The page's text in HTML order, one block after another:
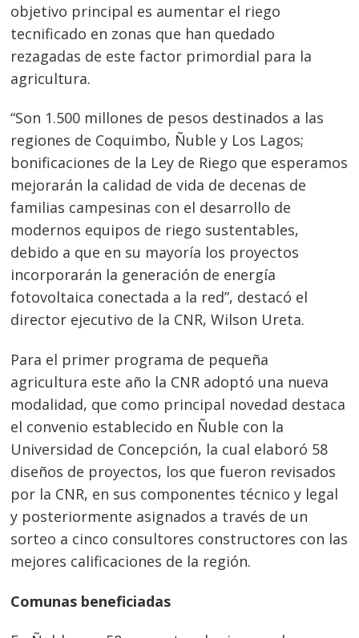
objetivo principal es aumentar el riego
tecnificado en zonas que han quedado
rezagadas de este factor primordial para la
agricultura.
“Son 1.500 millones de pesos destinados a las
regiones de Coquimbo, Ñuble y Los Lagos;
bonificaciones de la Ley de Riego que esperamos
mejorarán la calidad de vida de decenas de
familias campesinas con el desarrollo de
modernos equipos de riego sustentables,
debido a que en su mayoría los proyectos
incorporarán la generación de energía
fotovoltaica conectada a la red”, destacó el
director ejecutivo de la CNR, Wilson Ureta.
Para el primer programa de pequeña
agricultura este año la CNR adoptó una nueva
modalidad, que como principal novedad destaca
el convenio establecido en Ñuble con la
Universidad de Concepción, la cual elaboró 58
diseños de proyectos, los que fueron revisados
por la CNR, en sus componentes técnico y legal
y posteriormente asignados a través de un
sorteo a cinco consultores constructores con las
mejores calificaciones de la región.
Comunas beneficiadas